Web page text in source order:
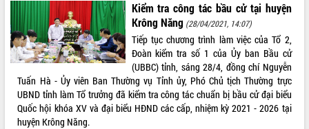
Thường trực HĐND tỉnh Đắk Lắk gặp
mặt Đoàn chuyên gia y tế TP. Hồ Chí
Minh
Lễ truy điệu và an táng hài cốt liệt sĩ
tại Nghĩa trang Liệt sĩ xã Sơn Hòa
Bàn giải pháp tháo gỡ khó khăn trong
xuất khẩu sầu riêng và triển khai quy
định EUDR
THỐNG KÊ TRUY CẬP
Hôm nay: 23369
Tất cả: 66068692
Kiểm tra công tác bầu cử tại huyện
Krông Năng (28/04/2021, 14:07)
Tiếp tục chương trình làm việc của Tổ 2,
Đoàn kiểm tra số 1 của Ủy ban Bầu cử
(UBBC) tỉnh, sáng 28/4, đồng chí Nguyễn
Tuấn Hà - Ủy viên Ban Thường vụ Tỉnh ủy, Phó Chủ tịch Thường trực
UBND tỉnh làm Tổ trưởng đã kiểm tra công tác chuẩn bị bầu cử đại biểu
Quốc hội khóa XV và đại biểu HĐND các cấp, nhiệm kỳ 2021 - 2026 tại
huyện Krông Năng.